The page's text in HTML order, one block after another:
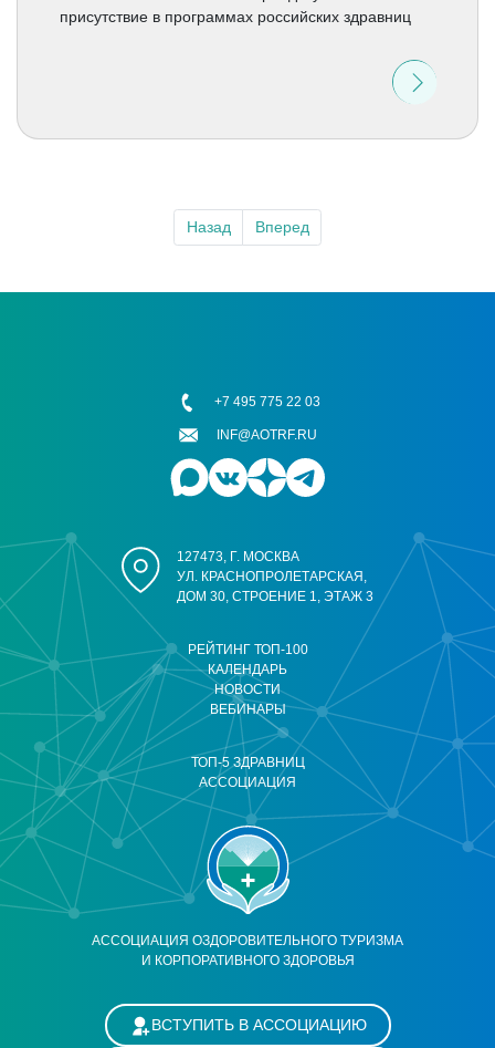
присутствие в программах российских здравниц
Назад Вперед
АССОЦИАЦИЯ ОЗДОРОВИТЕЛЬНОГО ТУРИЗМА
И КОРПОРАТИВНОГО ЗДОРОВЬЯ
РЕЙТИНГ ТОП-100
КАЛЕНДАРЬ
НОВОСТИ
ВЕБИНАРЫ
ТОП-5 ЗДРАВНИЦ
АССОЦИАЦИЯ
127473, Г. МОСКВА
УЛ. КРАСНОПРОЛЕТАРСКАЯ,
ДОМ 30, СТРОЕНИЕ 1, ЭТАЖ 3
+7 495 775 22 03
INF@AOTRF.RU
ВСТУПИТЬ В АССОЦИАЦИЮ